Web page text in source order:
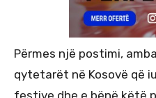
Përmes një postimi,
qytetarët në Kosovë që